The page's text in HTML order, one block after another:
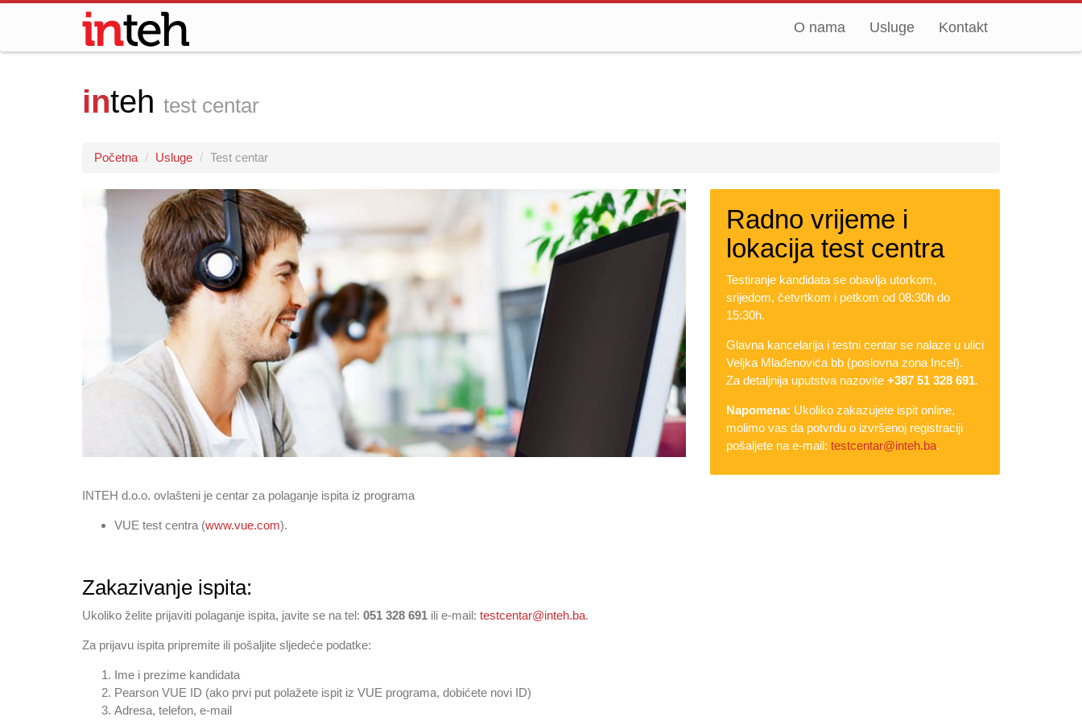
O nama Usluge Kontakt
inteh test centar
Početna Usluge Test centar
INTEH d.o.o. ovlašteni je centar za polaganje ispita iz programa
VUE test centra (www.vue.com).
Zakazivanje ispita:
Ukoliko želite prijaviti polaganje ispita, javite se na tel: 051 328 691 ili e-mail: testcentar@inteh.ba.
Za prijavu ispita pripremite ili pošaljite sljedeće podatke:
Ime i prezime kandidata
Pearson VUE ID (ako prvi put polažete ispit iz VUE programa, dobićete novi ID)
Adresa, telefon, e-mail
Radno vrijeme i
lokacija test centra
Testiranje kandidata se obavlja utorkom,
srijedom, četvrtkom i petkom od 08:30h do
15:30h.
Glavna kancelarija i testni centar se nalaze u ulici
Veljka Mlađenovića bb (poslovna zona Incel).
Za detaljnija uputstva nazovite +387 51 328 691.
Napomena: Ukoliko zakazujete ispit online,
molimo vas da potvrdu o izvršenoj registraciji
pošaljete na e-mail: testcentar@inteh.ba.